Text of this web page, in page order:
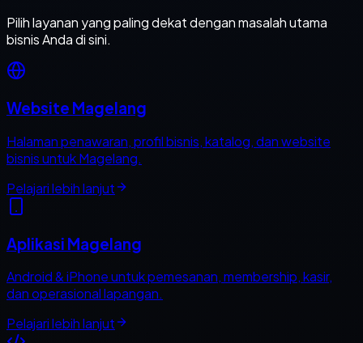
Pilih layanan yang paling dekat dengan masalah utama
bisnis Anda di sini.
Website Magelang
Halaman penawaran, profil bisnis, katalog, dan website
bisnis untuk Magelang.
Pelajari lebih lanjut
Aplikasi Magelang
Android & iPhone untuk pemesanan, membership, kasir,
dan operasional lapangan.
Pelajari lebih lanjut